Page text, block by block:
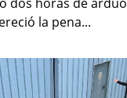
la pena...